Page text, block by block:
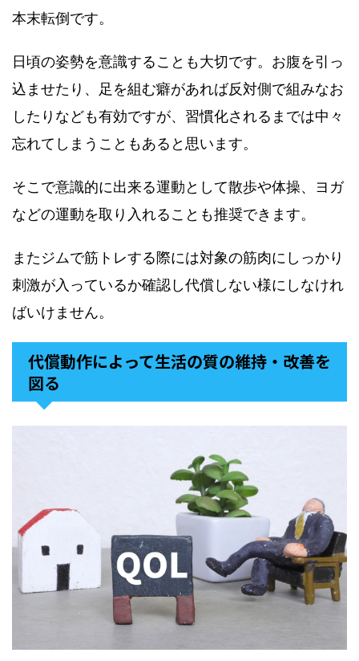
本末転倒です。
日頃の姿勢を意識することも大切です。お腹を引っ
込ませたり、足を組む癖があれば反対側で組みなお
したりなども有効ですが、習慣化されるまでは中々
忘れてしまうこともあると思います。
そこで意識的に出来る運動として散歩や体操、ヨガ
などの運動を取り入れることも推奨できます。
またジムで筋トレする際には対象の筋肉にしっかり
刺激が入っているか確認し代償しない様にしなけれ
ばいけません。
代償動作によって生活の質の維持・改善を
図る